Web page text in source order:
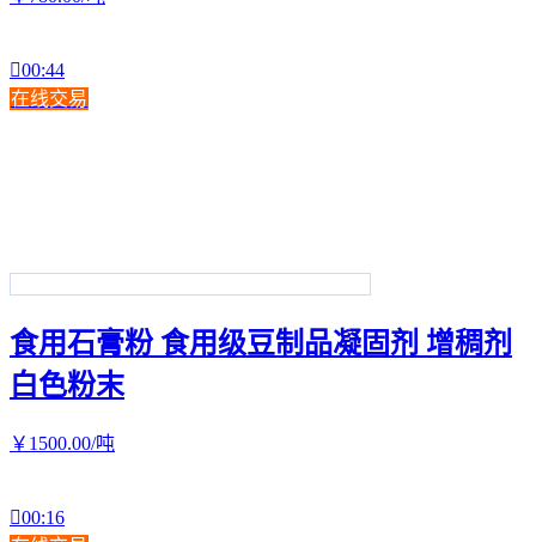
00:44
在线交易
食用石膏粉 食用级豆制品凝固剂 增稠剂
白色粉末
￥ 1500.00/吨
00:16